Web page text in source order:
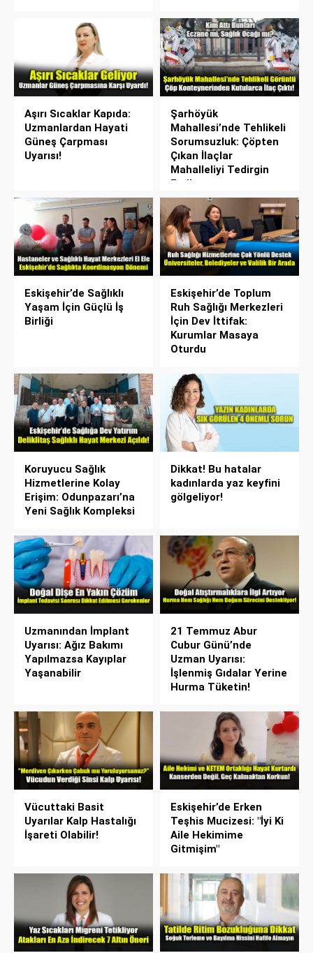
Aşırı Sıcaklar Kapıda:
Uzmanlardan Hayati
Güneş Çarpması
Uyarısı!
Şarhöyük
Mahallesi’nde Tehlikeli
Sorumsuzluk: Çöpten
Çıkan İlaçlar
Mahalleliyi Tedirgin
Etti!
Eskişehir’de Sağlıklı
Yaşam İçin Güçlü İş
Birliği
Eskişehir’de Toplum
Ruh Sağlığı Merkezleri
İçin Dev İttifak:
Kurumlar Masaya
Oturdu
Koruyucu Sağlık
Hizmetlerine Kolay
Erişim: Odunpazarı’na
Yeni Sağlık Kompleksi
Dikkat! Bu hatalar
kadınlarda yaz keyfini
gölgeliyor!
Uzmanından İmplant
Uyarısı: Ağız Bakımı
Yapılmazsa Kayıplar
Yaşanabilir
21 Temmuz Abur
Cubur Günü’nde
Uzman Uyarısı:
İşlenmiş Gıdalar Yerine
Hurma Tüketin!
Vücuttaki Basit
Uyarılar Kalp Hastalığı
İşareti Olabilir!
Eskişehir’de Erken
Teşhis Mucizesi: "İyi Ki
Aile Hekimime
Gitmişim"